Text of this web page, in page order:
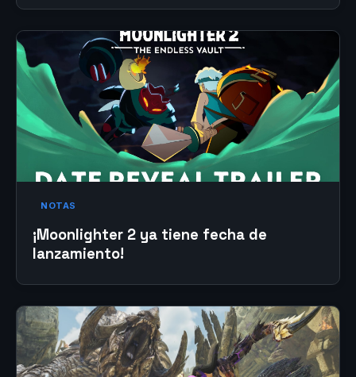
NOTAS
¡Moonlighter 2 ya tiene fecha de
lanzamiento!